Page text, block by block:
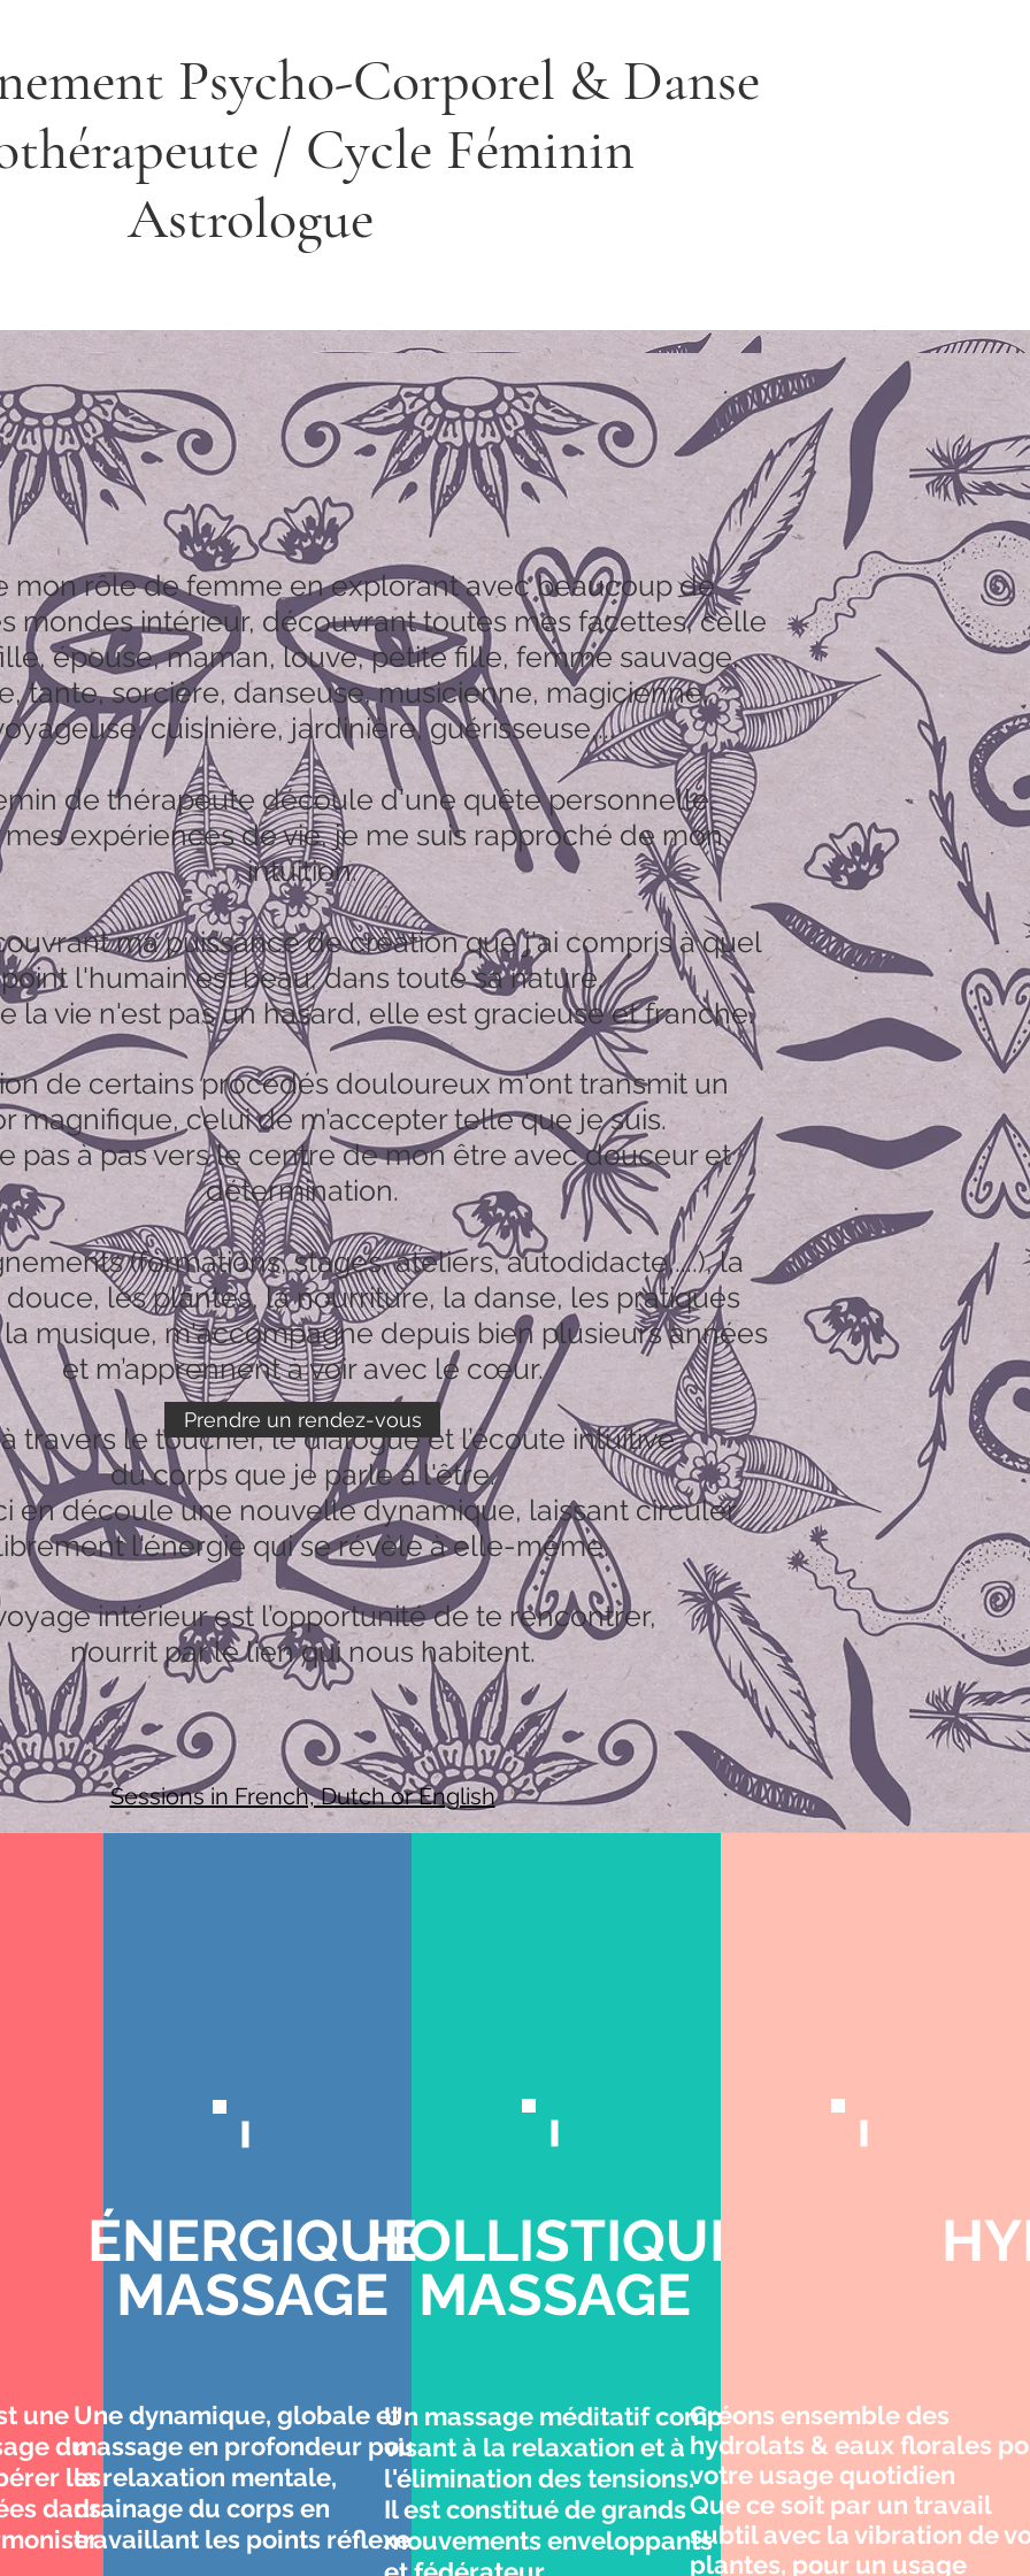
Psycho-Corporel & Danse
/ Cycle Féminin
Astrologue
mon rôle de femme en explorant avec beaucoup de
mondes intérieur, découvrant toutes mes facettes, celle
épouse, maman, louve, petite fille, femme sauvage,
tante, sorcière, danseuse, musicienne, magicienne,
cuisinière, jardinière, guérisseuse,...
de thérapeute découle d'une quête personnelle.
mes expériences de vie, je me suis rapproché de mon
intuition.
ma puissance de création que j'ai compris à quel
point l'humain est beau, dans toute sa nature.
la vie n'est pas un hasard, elle est gracieuse et franche.
de certains procédés douloureux m'ont transmit un
magnifique, celui de m’accepter telle que je suis.
pas à pas vers le centre de mon être avec douceur et
détermination.
(formations, stages, ateliers, autodidacte,....), la
les plantes, la nourriture, la danse, les pratiques
musique, m'accompagne depuis bien plusieurs années
et m’apprennent à voir avec le cœur.
travers le toucher, le dialogue et l’écoute intuitive
du corps que je parle à l'être.
en découle une nouvelle dynamique, laissant circuler
l'énergie qui se révèle à elle-même.
intérieur est l’opportunité de te rencontrer,
nourrit par le lien qui nous habitent.
Sessions in French, Dutch or English
Prendre un rendez-vous
une
du
les
dans
vos
Une dynamique, globale et
massage en profondeur pour
la relaxation mentale,
drainage du corps en
travaillant les points réflexes
HOLLISTIQUE
MASSAGE
Un massage méditatif complet
visant à la relaxation et à
l'élimination des tensions.
Il est constitué de grands
mouvements enveloppants
Créons ensemble des
hydrolats & eaux florales
votre usage quotidien
Que ce soit par un travail
subtil avec la vibration de
plantes, pour un usage
ÉNERGIQUE
MASSAGE